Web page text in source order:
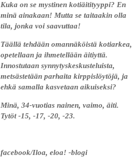
Kuka on se mystinen kotiäitityyppi? En
minä ainakaan! Mutta se taitaakin olla
tila, jonka voi saavuttaa!
Täällä tehdään omannäköistä kotiarkea,
opetellaan ja ihmetellään äitiyttä.
Innostutaan synnytyskeskusteluista,
metsästetään parhaita kirppislöytöjä, ja
ehkä samalla kasvetaan aikuiseksi?
Minä, 34-vuotias nainen, vaimo, äiti.
Tytöt -15, -17, -20, -23.
facebook/Iloa, eloa! -blogi